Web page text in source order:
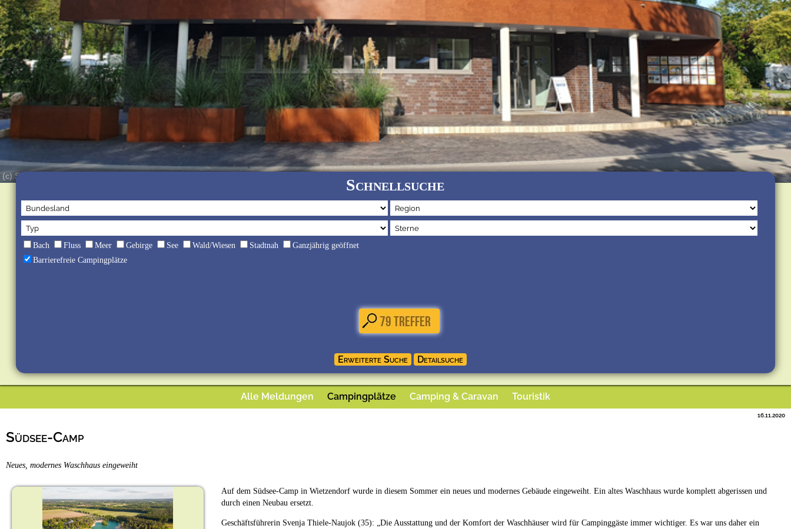
(c) Südsee-Camp Schnellsuche
Bach Fluss Meer Gebirge See Wald/Wiesen Stadtnah
Ganzjährig geöffnet
Barrierefreie Campingplätze
Alle Meldungen Campingplätze Camping & Caravan Touristik
Südsee-Camp
16.11.2020
Neues, modernes Waschhaus eingeweiht
Auf dem Südsee-Camp in Wietzendorf wurde in diesem Sommer ein neues und modernes Gebäude eingeweiht. Ein altes Waschhaus wurde komplett abgerissen und
durch einen Neubau ersetzt.
Geschäftsführerin Svenja Thiele-Naujok (35): „Die Ausstattung und der Komfort der Waschhäuser wird für Campinggäste immer wichtiger. Es war uns daher ein